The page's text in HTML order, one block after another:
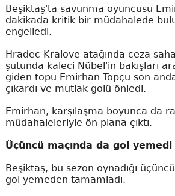
Beşiktaş'ta savunma oyuncusu
dakikada kritik bir müdahalede
engelledi.
Hradec Kralove atağında ceza
şutunda kaleci Nübel'in bakışları
giden topu Emirhan Topçu son
çıkardı ve mutlak golü önledi.
Emirhan, karşılaşma boyunca da
müdahaleleriyle ön plana çıktı.
Üçüncü maçında da gol yemedi
Beşiktaş, bu sezon oynadığı
gol yemeden tamamladı.